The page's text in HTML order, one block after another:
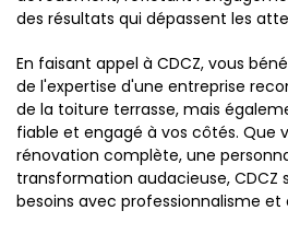
des résultats qui dépassent les
En faisant appel à CDCZ, vous
de l'expertise d'une entreprise
de la toiture terrasse, mais
fiable et engagé à vos côtés. Que
rénovation complète, une
transformation audacieuse, CDCZ
besoins avec professionnalisme et